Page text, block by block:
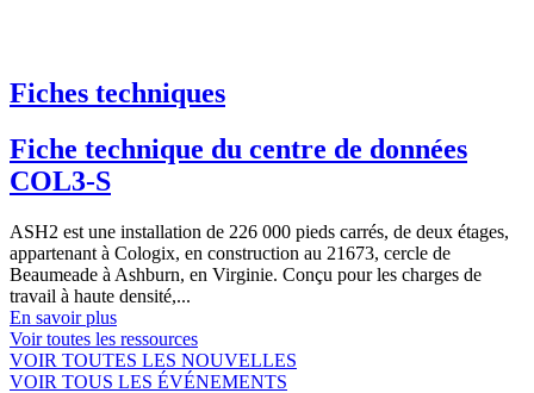
Fiches techniques
Fiche technique du centre de données
COL3-S
ASH2 est une installation de 226 000 pieds carrés, de deux étages,
appartenant à Cologix, en construction au 21673, cercle de
Beaumeade à Ashburn, en Virginie. Conçu pour les charges de
travail à haute densité,...
En savoir plus
Voir toutes les ressources
VOIR TOUTES LES NOUVELLES
VOIR TOUS LES ÉVÉNEMENTS